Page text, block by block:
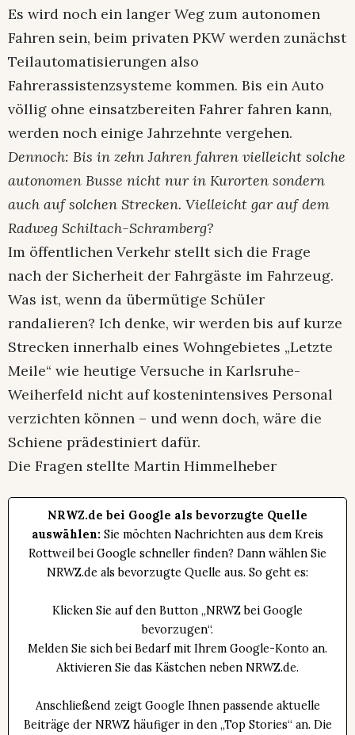
Es wird noch ein langer Weg zum autonomen
Fahren sein, beim privaten PKW werden zunächst
Teilautomatisierungen also
Fahrerassistenzsysteme kommen. Bis ein Auto
völlig ohne einsatzbereiten Fahrer fahren kann,
werden noch einige Jahrzehnte vergehen.
Dennoch: Bis in zehn Jahren fahren vielleicht solche
autonomen Busse nicht nur in Kurorten sondern
auch auf solchen Strecken. Vielleicht gar auf dem
Radweg Schiltach-Schramberg?
Im öffentlichen Verkehr stellt sich die Frage
nach der Sicherheit der Fahrgäste im Fahrzeug.
Was ist, wenn da übermütige Schüler
randalieren? Ich denke, wir werden bis auf kurze
Strecken innerhalb eines Wohngebietes „Letzte
Meile“ wie heutige Versuche in Karlsruhe-
Weiherfeld nicht auf kostenintensives Personal
verzichten können – und wenn doch, wäre die
Schiene prädestiniert dafür.
Die Fragen stellte Martin Himmelheber
NRWZ.de bei Google als bevorzugte Quelle
auswählen: Sie möchten Nachrichten aus dem Kreis
Rottweil bei Google schneller finden? Dann wählen Sie
NRWZ.de als bevorzugte Quelle aus. So geht es:
Klicken Sie auf den Button „NRWZ bei Google
bevorzugen“.
Melden Sie sich bei Bedarf mit Ihrem Google-Konto an.
Aktivieren Sie das Kästchen neben NRWZ.de.
Anschließend zeigt Google Ihnen passende aktuelle
Beiträge der NRWZ häufiger in den „Top Stories“ an. Die